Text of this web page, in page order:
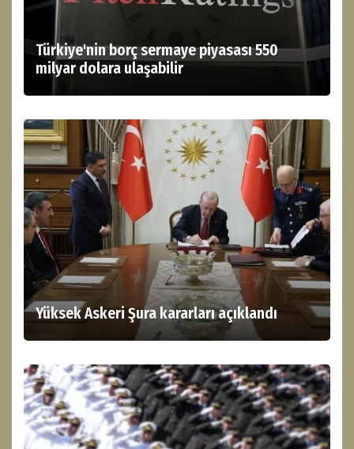
Türkiye'nin borç sermaye piyasası 550
milyar dolara ulaşabilir
Yüksek Askeri Şura kararları açıklandı